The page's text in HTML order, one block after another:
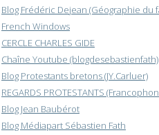
Blog Frédéric Dejean (Géographie du
French Windows
CERCLE CHARLES GIDE
Chaîne Youtube (blogdesebastienfath)
Blog Protestants bretons (JY.Carluer)
REGARDS PROTESTANTS
Blog Jean Baubérot
Blog Médiapart Sébastien Fath